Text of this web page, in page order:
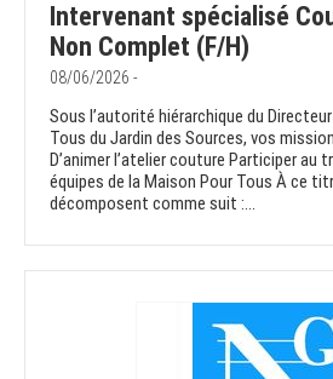
Intervenant spécialisé
Non Complet (F/H)
08/06/2026 -
Sous l’autorité hiérarchique du
Tous du Jardin des Sources, vos
D’animer l’atelier couture Participer au
équipes de la Maison Pour Tous À ce
décomposent comme suit :...